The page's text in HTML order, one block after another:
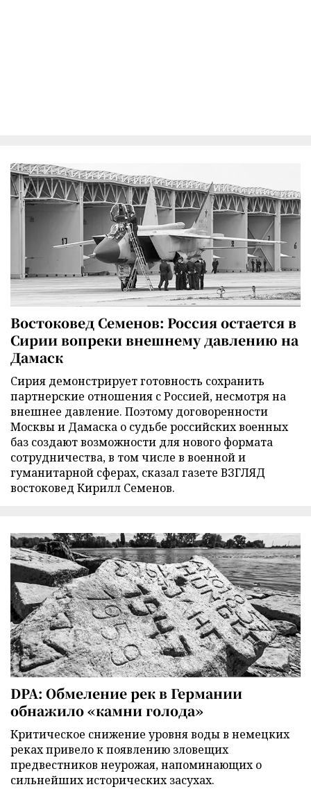
Востоковед Семенов: Россия остается в
Сирии вопреки внешнему давлению на
Дамаск
Сирия демонстрирует готовность сохранить
партнерские отношения с Россией, несмотря на
внешнее давление. Поэтому договоренности
Москвы и Дамаска о судьбе российских военных
баз создают возможности для нового формата
сотрудничества, в том числе в военной и
гуманитарной сферах, сказал газете ВЗГЛЯД
востоковед Кирилл Семенов.
DPA: Обмеление рек в Германии
обнажило «камни голода»
Критическое снижение уровня воды в немецких
реках привело к появлению зловещих
предвестников неурожая, напоминающих о
сильнейших исторических засухах.